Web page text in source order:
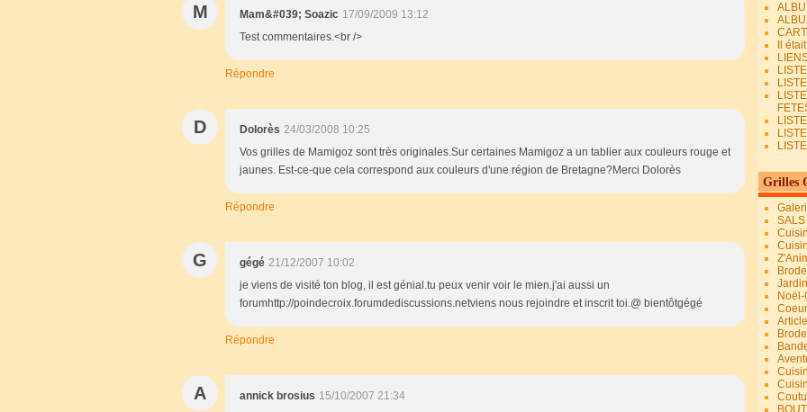
M Mam&#039; Soazic 17/09/2009 13:12
Test commentaires.<br />
Répondre
D Dolorès 24/03/2008 10:25
Vos grilles de Mamigoz sont très originales.Sur certaines Mamigoz a un tablier aux couleurs rouge et
jaunes. Est-ce-que cela correspond aux couleurs d'une région de Bretagne?Merci Dolorès
Répondre
G gégé 21/12/2007 10:02
je viens de visité ton blog, il est génial.tu peux venir voir le mien.j'ai aussi un
forumhttp://poindecroix.forumdediscussions.netviens nous rejoindre et inscrit toi.@ bientôtgégé
Répondre
A annick brosius 15/10/2007 21:34
Il
Grilles